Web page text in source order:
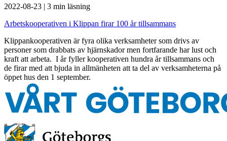
2022-08-23 | 3 min läsning
Arbetskooperativen i Klippan firar 100 år tillsammans
Klippankooperativen är fyra olika verksamheter som drivs av
personer som drabbats av hjärnskador men fortfarande har lust och
kraft att arbeta. I år fyller kooperativen hundra år tillsammans och
de firar med att bjuda in allmänheten att ta del av verksamheterna på
öppet hus den 1 september.